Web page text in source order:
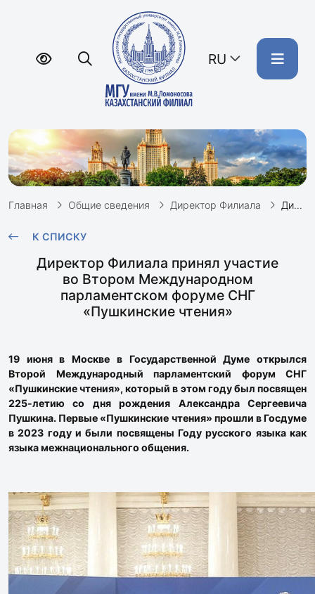
RU
Главная Общие сведения Директор Филиала Директор Филиала принял участие во Втором Международном парламентском форуме СНГ «Пушкинские чтения»
К СПИСКУ
Директор Филиала принял участие
во Втором Международном
парламентском форуме СНГ
«Пушкинские чтения»
19 июня в Москве в Государственной Думе открылся
Второй Международный парламентский форум СНГ
«Пушкинские чтения», который в этом году был посвящен
225-летию со дня рождения Александра Сергеевича
Пушкина. Первые «Пушкинские чтения» прошли в Госдуме
в 2023 году и были посвящены Году русского языка как
языка межнационального общения.